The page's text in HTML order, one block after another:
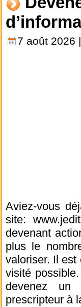
7 août 2026 |
Aviez-vous
site:
devenant
plus le
valoriser. Il est
visité
devenez un
prescripteur à